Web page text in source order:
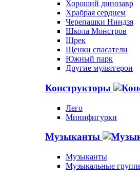
Хороший динозавр
Храбрая сердцем
Черепашки Ниндзя
Школа Монстров
Шрек
Щенки спасатели
Южный парк
Другие мультгерои
Конструкторы
Лего
Минифигурки
Музыканты
Музыканты
Музыкальные